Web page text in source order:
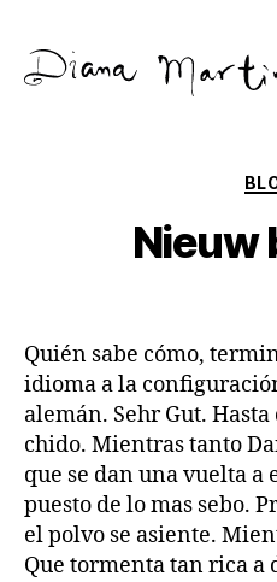
Nieuw
Quién sabe cómo,
idioma a la
alemán. Sehr Gut.
chido. Mientras tanto
que se dan una vuelta a
puesto de lo mas sebo.
el polvo se asiente.
Que tormenta tan rica a